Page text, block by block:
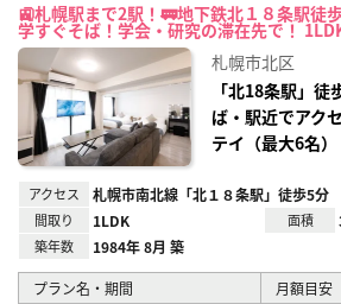
🚉札幌駅まで2駅！🚃地下鉄北１８条駅徒
学すぐそば！学会・研究の滞在先で！
札幌市北区
「北18条駅」
ば・駅近でアク
テイ（最大6名）
アクセス 札幌市南北線「北１８条駅」徒歩5分
間取り 1LDK 面積
築年数 1984年 8月 築
プラン名・期間
月額目安